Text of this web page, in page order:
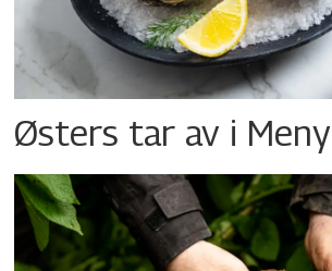
Østers tar av i Meny